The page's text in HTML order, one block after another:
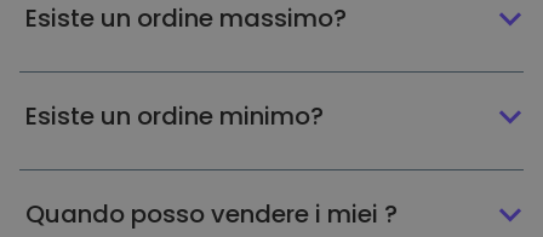
Esiste un ordine massimo?
Esiste un ordine minimo?
Quando posso vendere i miei ?